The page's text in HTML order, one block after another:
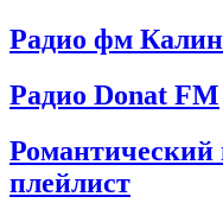
Радио фм
Радио Donat FM
Романтический
плейлист